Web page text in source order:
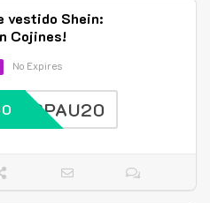
vestido Shein:
Cojines!
No Expires
SPAU20